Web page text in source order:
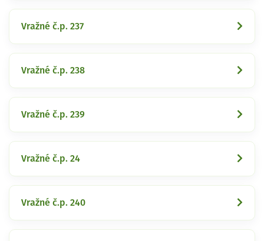
Vražné č.p. 237
Vražné č.p. 238
Vražné č.p. 239
Vražné č.p. 24
Vražné č.p. 240